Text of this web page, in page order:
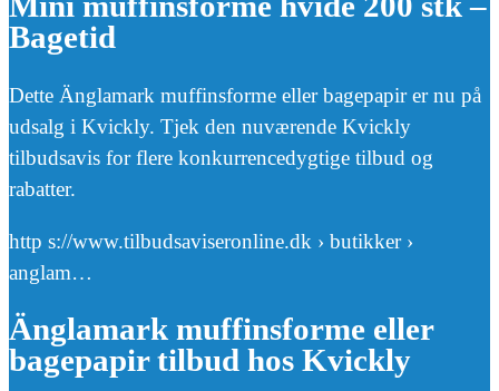
Bagetid
Dette Änglamark muffinsforme eller bagepapir er nu på
udsalg i Kvickly. Tjek den nuværende Kvickly
tilbudsavis for flere konkurrencedygtige tilbud og
rabatter.
http s://www.tilbudsaviseronline.dk › butikker ›
anglam…
Änglamark muffinsforme eller
bagepapir tilbud hos Kvickly